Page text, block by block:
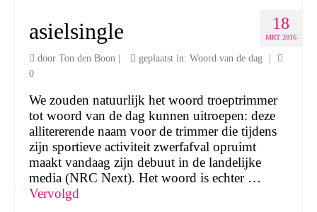
18
MRT 2016
asielsingle
door Ton den Boon | geplaatst in: Woord van de dag
|
0
We zouden natuurlijk het woord troeptrimmer
tot woord van de dag kunnen uitroepen: deze
allitererende naam voor de trimmer die tijdens
zijn sportieve activiteit zwerfafval opruimt
maakt vandaag zijn debuut in de landelijke
media (NRC Next). Het woord is echter …
Vervolgd